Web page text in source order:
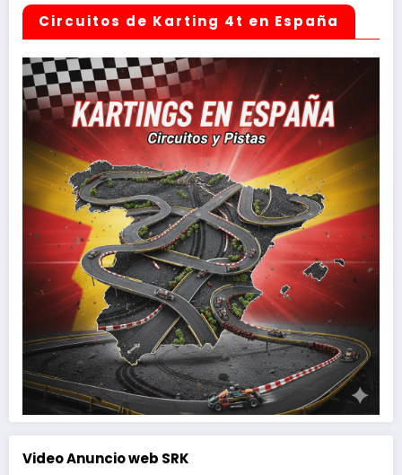
Circuitos de Karting 4t en España
Video Anuncio web SRK